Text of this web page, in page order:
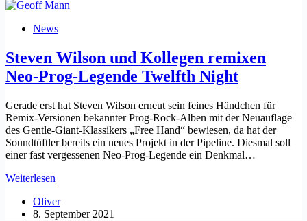
mit
Pineapple
–
Termine
im
stehen
fest
News
Steven Wilson und Kollegen remixen
Neo-Prog-Legende Twelfth Night
Gerade erst hat Steven Wilson erneut sein feines Händchen für
Remix-Versionen bekannter Prog-Rock-Alben mit der Neuauflage
des Gentle-Giant-Klassikers „Free Hand“ bewiesen, da hat der
Soundtüftler bereits ein neues Projekt in der Pipeline. Diesmal soll
einer fast vergessenen Neo-Prog-Legende ein Denkmal…
Weiterlesen
und
Kollegen
Oliver
8. September 2021